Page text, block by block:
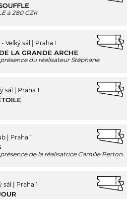
à 280 CZK
Velký sál Praha 1
LA GRANDE ARCHE
du réalisateur Stéphane
sál Praha 1
Praha 1
de la réalisatrice Camille Perton.
sál Praha 1